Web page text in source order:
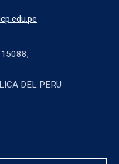
DEL PERU